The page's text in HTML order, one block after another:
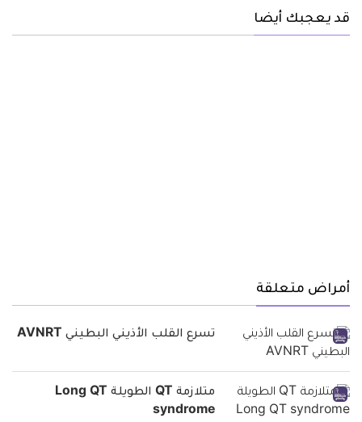
قد يعجبك أيضا
أمراض متعلقة
تسرع القلب الأذيني البطيني AVNRT
متلازمة QT الطويلة Long QT
syndrome